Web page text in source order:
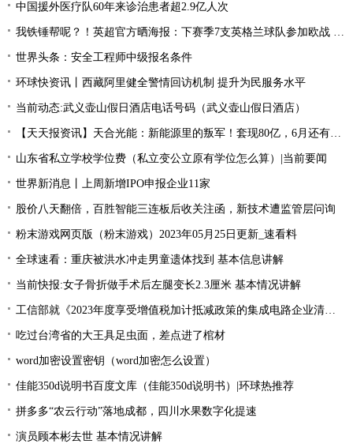
中国援外医疗队60年来诊治患者超2.9亿人次
我铁锤帮呢？！英超官方晒海报：下赛季7支英格兰球队参加欧战 全球新动态
世界头条：安全工程师中级报名条件
环球快资讯丨西藏阿里健全警情回访机制 提升为民服务水平
当前动态:武义壶山假日酒店电话号码（武义壶山假日酒店）
【天天报资讯】天合光能：新能源里的叛军！套现80亿，6月还有一个大雷
山东省私立学校学位费（私立变公立原有学位怎么算）|当前要闻
世界新消息丨上周新增IPO申报企业11家
股价八天翻倍，百胜智能三连板后收关注函，新技术遭监管层问询
粉末游戏网页版（粉末游戏）2023年05月25日更新_速看料
全球速看：重庆被洪水冲走男童遗体找到 基本信息讲解
当前快报:女子骨折做手术后左腿变长2.3厘米 基本情况讲解
工信部就《2023年度享受增值税加计抵减政策的集成电路企业清单制定工作有关要求》征求意见
吃过台湾省的大王具足虫面，差点进了棺材
word加密设置密钥（word加密怎么设置）
佳能350d说明书百度文库（佳能350d说明书）|环球热推荐
拼多多“农云行动”落地成都，四川水果数字化提速
演员顾本彬去世 基本情况讲解